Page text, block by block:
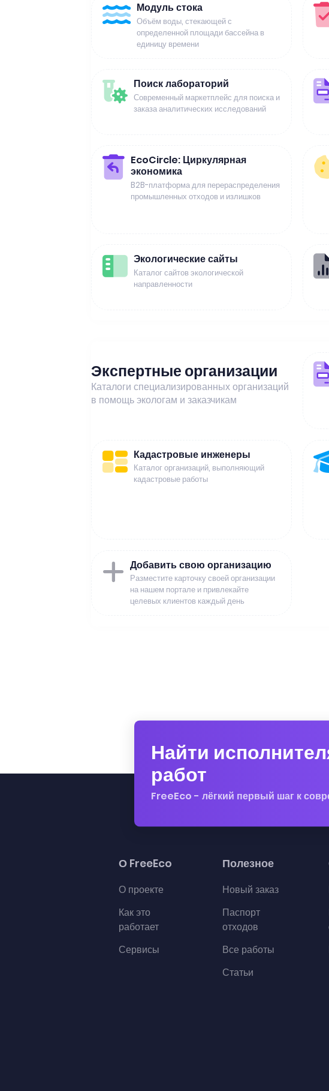
Модуль стока
Объём воды, стекающей с
определенной площади бассейна в
единицу времени
Поиск лабораторий
Современный маркетплейс для поиска и
заказа аналитических исследований
EcoCircle: Циркулярная
экономика
B2B-платформа для перераспределения
промышленных отходов и излишков
Экологические сайты
Каталог сайтов экологической
направленности
Экспертные организации
Каталоги специализированных организаций
в помощь экологам и заказчикам
Кадастровые инженеры
Каталог организаций, выполняющий
кадастровые работы
Добавить свою организацию
Разместите карточку своей организации
на нашем портале и привлекайте
целевых клиентов каждый день
Найти
работ
FreeEco - лёгкий первый шаг к
О FreeEco
О проекте
Как это
работает
Сервисы
Полезное
Новый заказ
Паспорт
отходов
Все работы
Статьи